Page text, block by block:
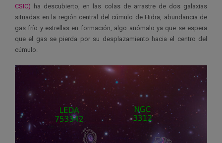
CSIC) ha descubierto, en las colas de arrastre de dos galaxias
situadas en la región central del cúmulo de Hidra, abundancia de
gas frío y estrellas en formación, algo anómalo ya que se espera
que el gas se pierda por su desplazamiento hacia el centro del
cúmulo.